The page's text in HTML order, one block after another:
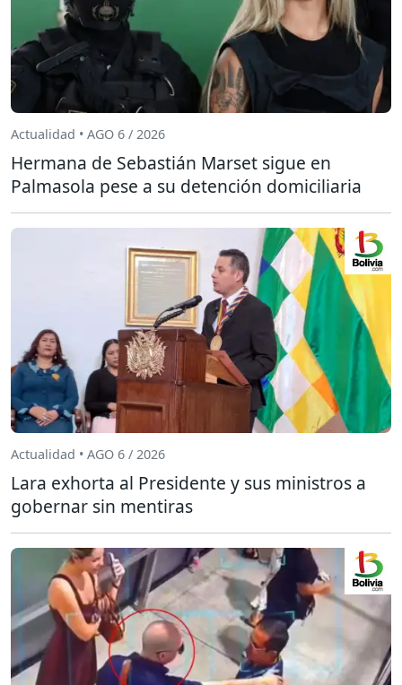
Actualidad • AGO 6 / 2026
Hermana de Sebastián Marset sigue en
Palmasola pese a su detención domiciliaria
Actualidad • AGO 6 / 2026
Lara exhorta al Presidente y sus ministros a
gobernar sin mentiras